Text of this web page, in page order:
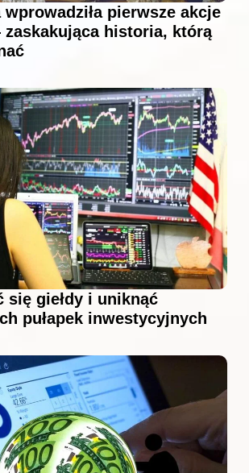
wprowadziła pierwsze akcje
zaskakująca historia, którą
się giełdy i uniknąć
pułapek inwestycyjnych